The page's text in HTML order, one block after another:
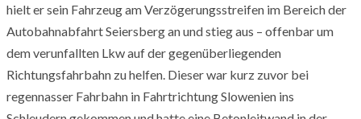
hielt er sein Fahrzeug am Verzögerungsstreifen im Bereich der
Autobahnabfahrt Seiersberg an und stieg aus – offenbar um
dem verunfallten Lkw auf der gegenüberliegenden
Richtungsfahrbahn zu helfen. Dieser war kurz zuvor bei
regennasser Fahrbahn in Fahrtrichtung Slowenien ins